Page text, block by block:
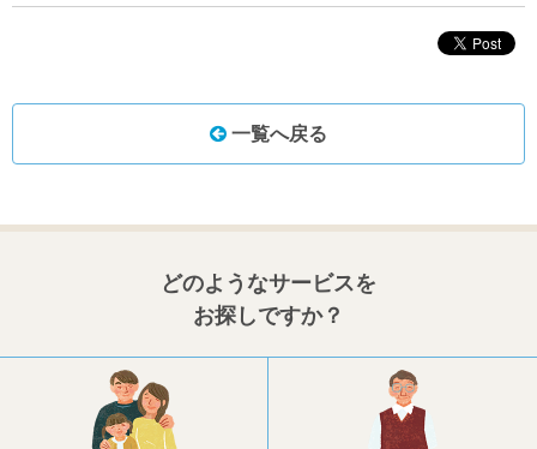
一覧へ戻る
どのようなサービスを
お探しですか？